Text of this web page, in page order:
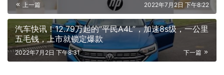
上一篇 2022年7月2日 下午8:22
汽车快讯！12.79万起的“平民A4L”，加速8s级，一公里
五毛钱，上市就锁定爆款
下一篇
2022年7月2日 下午8:31